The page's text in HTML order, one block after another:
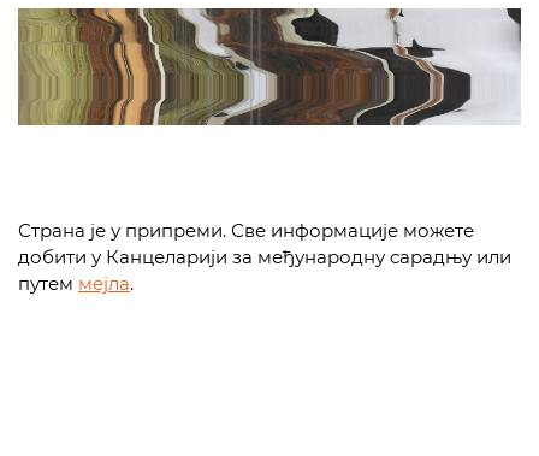
Страна је у припреми. Све информације можете
добити у Канцеларији за међународну сарадњу или
путем мејла.